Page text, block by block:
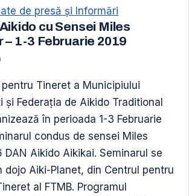
saptamana
a
de presă şi Informări
cu Sensei Miles
– 1-3 Februarie 2019
pentru Tineret a Municipiului
și Federația de Aikido Traditional
în perioada 1-3 Februarie
condus de sensei Miles
DAN Aikido Aikikai. Seminarul se
dojo Aiki-Planet, din Centrul pentru
al FTMB. Programul